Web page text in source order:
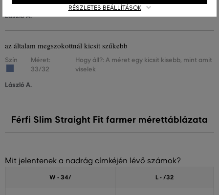
László A.
az általam megszokottnál kicsit szűkebb
Szín
Méret:
33/32
Hogy áll?: A méret egy kicsit kisebb, mint amit
viselek
László A.
Férfi Slim Straight Fit farmer mérettáblázata
Mit jelentenek a nadrág címkéjén lévő számok?
W - 34/ L - /32
RÉSZLETES BEÁLLÍTÁSOK